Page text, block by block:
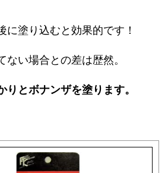
に塗り込むと効果的です！
ない場合との差は歴然。
りとボナンザを塗ります。